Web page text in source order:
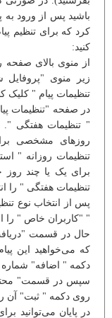
باشید پس از ورود به
کرد که برای تنظیم
کنید:
از منوی بالای
زیر منوی
تنظیمات پیام " کلیک
در صفحه "تنظیمات
" تنظیمات هفتگی ".
روزهای مشخصی
تنظیمات روزانه "
برای یک یا چند روز
تنظیمات هفتگی " را
پس از انتخاب نوع
" "کاربران خاص " را
حال در قسمت "دریافت
که می‌خواهید این
دکمه " اضافه" شماره
سپس در قسمت"
روی دکمه " ثبت" آن را
در پایان می‌توانید